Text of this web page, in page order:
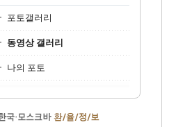
포토갤러리
동영상 갤러리
나의 포토